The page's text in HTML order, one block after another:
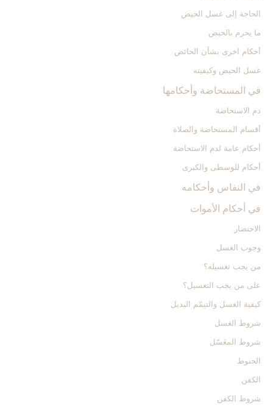
الحاجة إلى غسل الحيض
ما يحرم بالحيض
أحكام اخرى بشأن الحائض
غسل الحيض وكيفيته
في المستحاضة وأحكامها
دم الاستحاضة
أقسام المستحاضة والصلاة
أحكام عامة لدم الاستحاضة
أحكام للوسطى والكبرى
في النفاس وأحكامه‏
في أحكام الأموات‏
الاحتضار
وجوب الغسل
من يجب تغسيله؟
على من يجب التغسيل؟
كيفية الغسل والتيمّم البديل
شروط الغسل
شروط المغَسّل
الحنوط
الكفن
شروط الكفن